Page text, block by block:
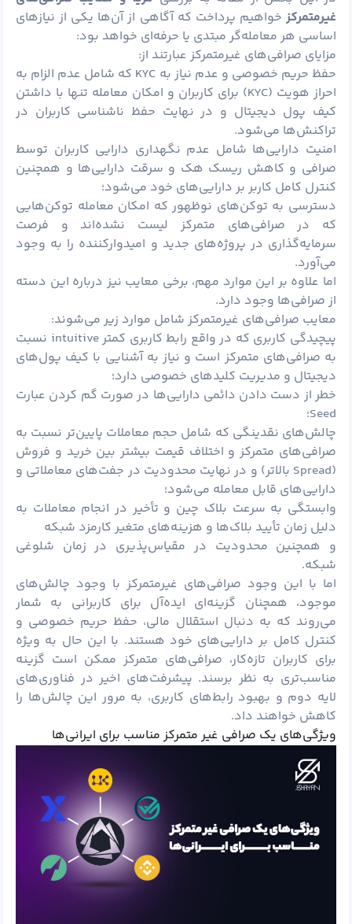
غیرمتمرکز خواهیم پرداخت که آگاهی از آن‌ها یکی از نیازهای
اساسی هر معامله‌گر مبتدی یا حرفه‌ای خواهد بود:
مزایای صرافی‌های غیرمتمرکز عبارتند از:
حفظ حریم خصوصی و عدم نیاز به KYC که شامل عدم الزام به
احراز هویت (KYC) برای کاربران و امکان معامله تنها با داشتن
کیف پول دیجیتال و در نهایت حفظ ناشناسی کاربران در
تراکنش‌ها می‌شود.
امنیت دارایی‌ها شامل عدم نگهداری دارایی کاربران توسط
صرافی و کاهش ریسک هک و سرقت دارایی‌ها و همچنین
کنترل کامل کاربر بر دارایی‌های خود می‌شود؛
دسترسی به توکن‌های نوظهور که امکان معامله توکن‌هایی
که در صرافی‌های متمرکز لیست نشده‌اند و فرصت
سرمایه‌گذاری در پروژه‌های جدید و امیدوارکننده را به وجود
می‌آورد.
اما علاوه بر این موارد مهم، برخی معایب نیز درباره این دسته
از صرافی‌ها وجود دارد.
معایب صرافی‌های غیرمتمرکز شامل موارد زیر می‌شوند:
پیچیدگی کاربری که در واقع رابط کاربری کمتر intuitive نسبت
به صرافی‌های متمرکز است و نیاز به آشنایی با کیف پول‌های
دیجیتال و مدیریت کلیدهای خصوصی دارد؛
خطر از دست دادن دائمی دارایی‌ها در صورت گم کردن عبارت
Seed؛
چالش‌های نقدینگی که شامل حجم معاملات پایین‌تر نسبت به
صرافی‌های متمرکز و اختلاف قیمت بیشتر بین خرید و فروش
(Spread بالاتر) و در نهایت محدودیت در جفت‌های معاملاتی و
دارایی‌های قابل معامله می‌شود؛
وابستگی به سرعت بلاک چین و تأخیر در انجام معاملات به
دلیل زمان تأیید بلاک‌ها و هزینه‌های متغیر کارمزد شبکه
و همچنین محدودیت در مقیاس‌پذیری در زمان شلوغی
شبکه.
اما با این وجود صرافی‌های غیرمتمرکز با وجود چالش‌های
موجود، همچنان گزینه‌ای ایده‌آل برای کاربرانی به شمار
می‌روند که به دنبال استقلال مالی، حفظ حریم خصوصی و
کنترل کامل بر دارایی‌های خود هستند. با این حال به ویژه
برای کاربران تازه‌کار، صرافی‌های متمرکز ممکن است گزینه
مناسب‌تری به نظر برسند. پیشرفت‌های اخیر در فناوری‌های
لایه دوم و بهبود رابط‌های کاربری، به مرور این چالش‌ها را
کاهش خواهند داد.
ویژگی‌های یک صرافی غیر متمرکز مناسب برای ایرانی‌ها